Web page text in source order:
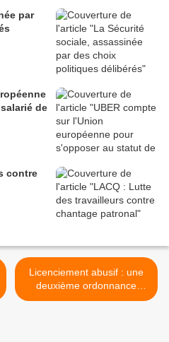
par
de
contre
Licenciement abusif : une
deuxième ordonnance
phare de Macron invalidée